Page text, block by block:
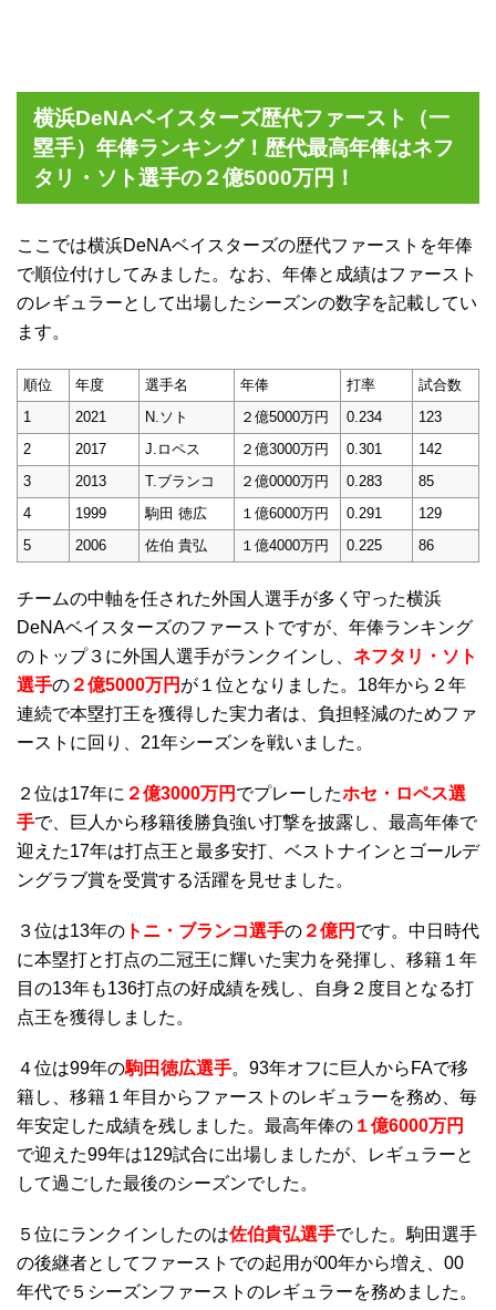
横浜DeNAベイスターズ歴代ファースト（一
塁手）年俸ランキング！歴代最高年俸はネフ
タリ・ソト選手の２億5000万円！
ここでは横浜DeNAベイスターズの歴代ファーストを年俸
で順位付けしてみました。なお、年俸と成績はファースト
のレギュラーとして出場したシーズンの数字を記載してい
ます。
順位 年度 選手名 年俸 打率
試合数
1
2021 N.ソト ２億5000万円 0.234
123
2
2017 J.ロペス ２億3000万円 0.301
142
3
2013 T.ブランコ ２億0000万円 0.283
85
4
1999 駒田 徳広 １億6000万円 0.291
129
5
2006 佐伯 貴弘 １億4000万円 0.225 86
チームの中軸を任された外国人選手が多く守った横浜
DeNAベイスターズのファーストですが、年俸ランキング
のトップ３に外国人選手がランクインし、 ネフタリ・ソト
選手の ２億5000万円 が１位となりました。18年から２年
連続で本塁打王を獲得した実力者は、負担軽減のためファ
ーストに回り、21年シーズンを戦いました。
２位は17年に ２億3000万円 でプレーしたホセ・ロペス選
手で、巨人から移籍後勝負強い打撃を披露し、最高年俸で
迎えた17年は打点王と最多安打、ベストナインとゴールデ
ングラブ賞を受賞する活躍を見せました。
３位は13年の トニ・ブランコ選手の ２億円 です。中日時代
に本塁打と打点の二冠王に輝いた実力を発揮し、移籍１年
目の13年も136打点の好成績を残し、自身２度目となる打
点王を獲得しました。
４位は99年の駒田徳広選手。93年オフに巨人からFAで移
籍し、移籍１年目からファーストのレギュラーを務め、毎
年安定した成績を残しました。最高年俸の １億6000万円
で迎えた99年は129試合に出場しましたが、レギュラーと
して過ごした最後のシーズンでした。
５位にランクインしたのは佐伯貴弘選手でした。駒田選手
の後継者としてファーストでの起用が00年から増え、00
年代で５シーズンファーストのレギュラーを務めました。